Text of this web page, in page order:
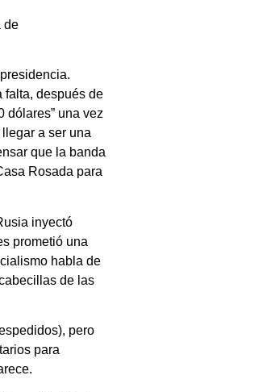
de
falta, después de
dólares” una vez
a ser una
que la banda
Rosada para
inyectó
prometió una
habla de
de las
pero
para